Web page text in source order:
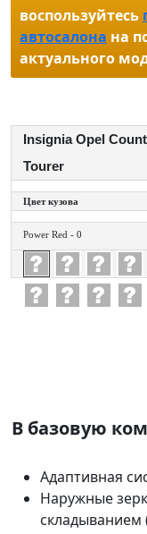
воспользуйтесь
автосалона на
актуального
Insignia Opel
Tourer
Цвет кузова
Power Red - 0
В базовую
Адаптивная
Наружные
складыванием